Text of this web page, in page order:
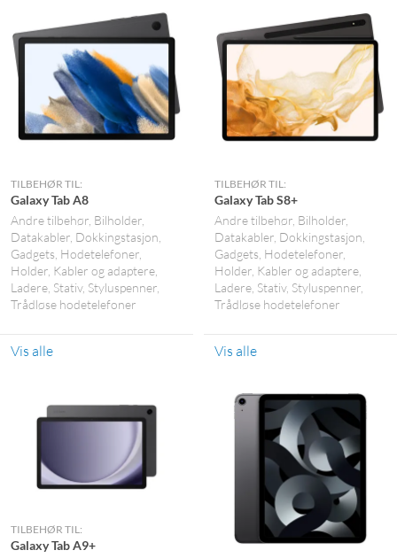
TILBEHØR TIL:
Galaxy Tab A8
Andre tilbehør Bilholder
Datakabler Dokkingstasjon
Gadgets Hodetelefoner
Holder Kabler og adaptere
Ladere Stativ Styluspenner
Trådløse hodetelefoner
Vis alle
TILBEHØR TIL:
Galaxy Tab S8+
Andre tilbehør Bilholder
Datakabler Dokkingstasjon
Gadgets Hodetelefoner
Holder Kabler og adaptere
Ladere Stativ Styluspenner
Trådløse hodetelefoner
Vis alle
TILBEHØR TIL:
Galaxy Tab A9+